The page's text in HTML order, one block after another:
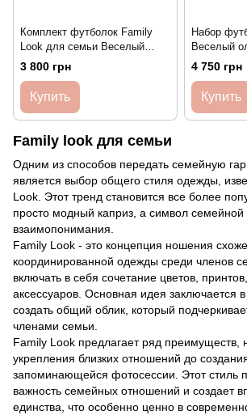
Комплект футболок Family
Look для семьи Веселый
олененок HeyBaby
3 800 грн
Купить
Набор
Веселый
пятерых
4 750 грн
Купить
Family look для семьи
Одним из способов передать семейную
является выбор общего стиля одежды,
Look. Этот тренд становится все более
просто модный каприз, а символ
взаимопонимания.
Family Look - это концепция ношения
координированной одежды среди членов
включать в себя сочетание цветов,
аксессуаров. Основная идея заключается
создать общий облик, который
членами семьи.
Family Look предлагает ряд преимуществ,
укрепления близких отношений до
запоминающейся фотосессии. Этот стиль
важность семейных отношений и создает
единства, что особенно ценно в